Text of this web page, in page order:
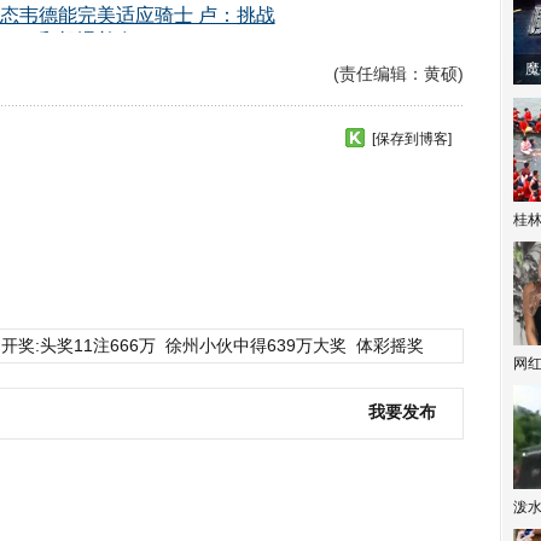
(责任编辑：黄硕)
[保存到博客]
奖:头奖11注666万 徐州小伙中得639万大奖 体彩摇奖
我要发布
南方有乔木 | “科创CP”渐入佳境
桂
网
泼